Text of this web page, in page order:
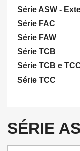
Série ASW -
Série FAC
Série FAW
Série TCB
Série TCB e
Série TCC
SÉRIE